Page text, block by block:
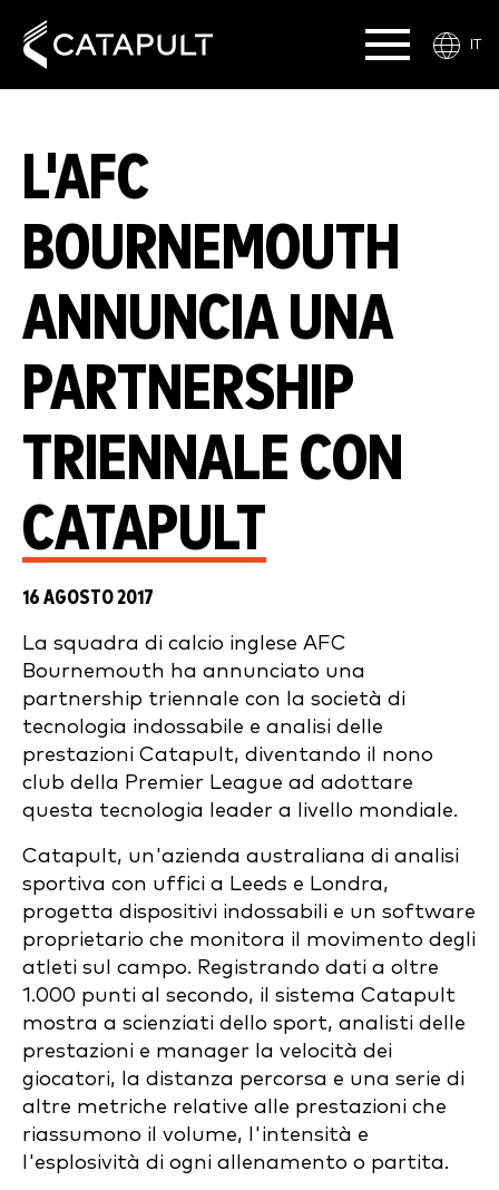
IT
L'AFC
BOURNEMOUTH
ANNUNCIA UNA
PARTNERSHIP
TRIENNALE CON
CATAPULT
16 AGOSTO 2017
La squadra di calcio inglese AFC
Bournemouth ha annunciato una
partnership triennale con la società di
tecnologia indossabile e analisi delle
prestazioni Catapult, diventando il nono
club della Premier League ad adottare
questa tecnologia leader a livello mondiale.
Catapult, un'azienda australiana di analisi
sportiva con uffici a Leeds e Londra,
progetta dispositivi indossabili e un software
proprietario che monitora il movimento degli
atleti sul campo. Registrando dati a oltre
1.000 punti al secondo, il sistema Catapult
mostra a scienziati dello sport, analisti delle
prestazioni e manager la velocità dei
giocatori, la distanza percorsa e una serie di
altre metriche relative alle prestazioni che
riassumono il volume, l'intensità e
l'esplosività di ogni allenamento o partita.